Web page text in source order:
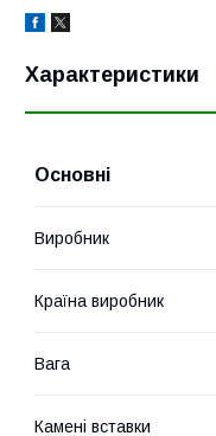
Характеристики
Основні
Виробник
Країна виробник
Вага
Камені вставки